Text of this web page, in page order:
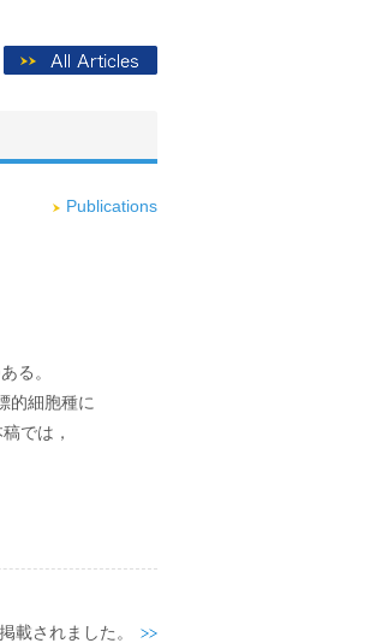
Publications
る。
的細胞種に
では，
載されました。